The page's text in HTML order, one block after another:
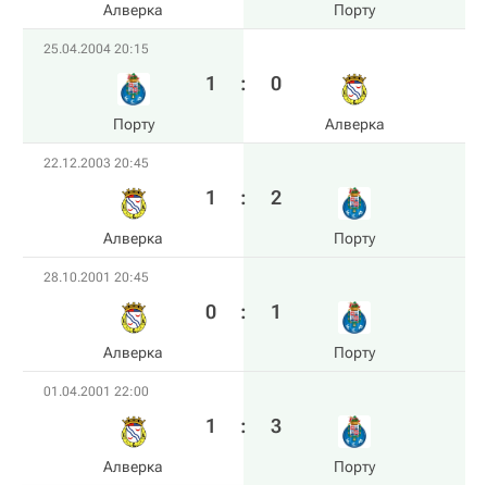
Алверка Порту
25.04.2004 20:15
Порту
1 : 0
Алверка
22.12.2003 20:45
Алверка
1 : 2
Порту
28.10.2001 20:45
Алверка
0 : 1
Порту
01.04.2001 22:00
Алверка
1 : 3
Порту